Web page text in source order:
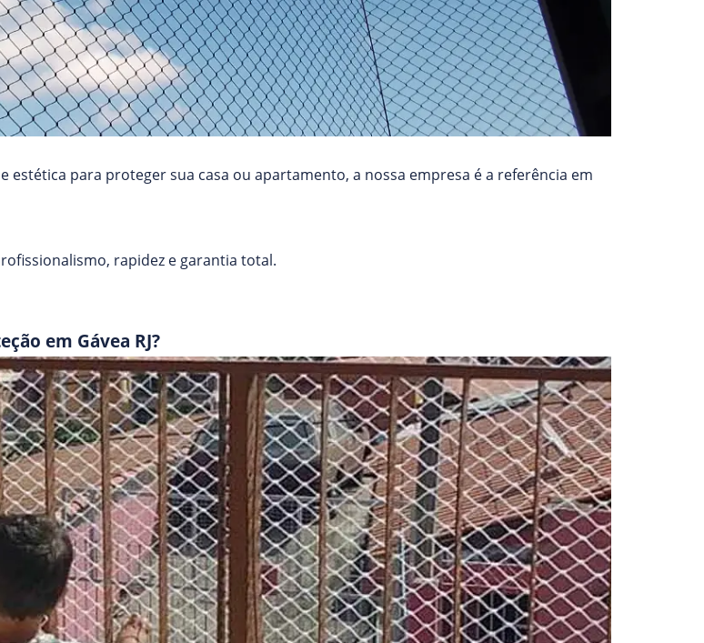
estética para proteger sua casa ou apartamento, a nossa empresa é a referência em
rapidez e garantia total.
em Gávea RJ?